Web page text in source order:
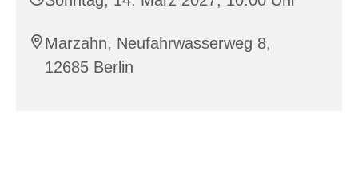
Marzahn, Neufahrwasserweg 8,
12685 Berlin